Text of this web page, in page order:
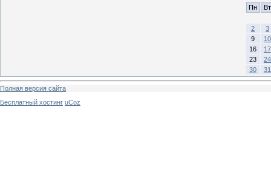
Пн Вт
2
3
9
10
16
17
23
24
30
31
Полная версия сайта
Бесплатный хостинг uCoz